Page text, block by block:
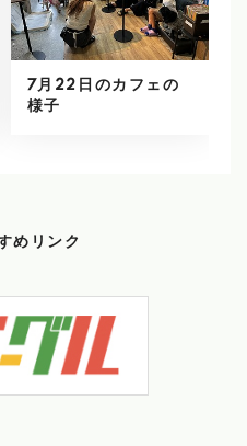
7月22日のカフェの
様子
めリンク